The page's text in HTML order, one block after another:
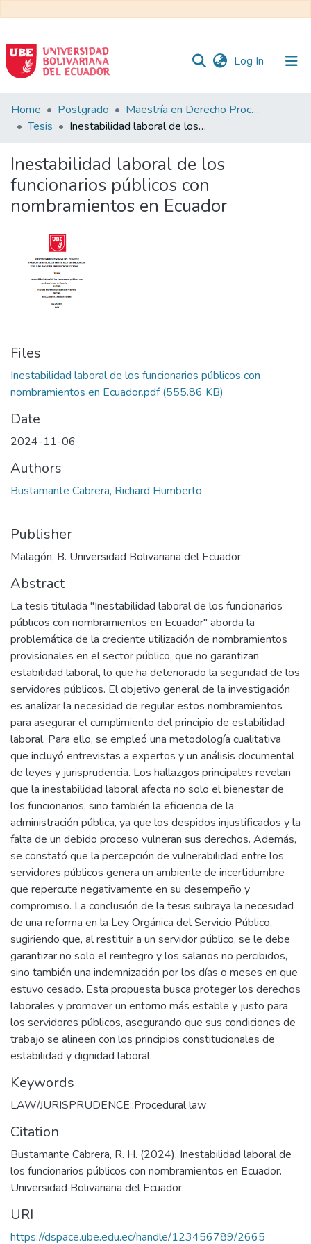
Log In (current)
Communities
&
All of DSpace
Statistics
Home Postgrado
Maestría en Derecho Procesal
Tesis
Inestabilidad laboral de los funcionarios públicos con nombramientos en Ecuador
Inestabilidad laboral de los
funcionarios públicos con
nombramientos en Ecuador
Files
Inestabilidad laboral de los funcionarios públicos con
nombramientos en Ecuador.pdf(555.86 KB)
Date
2024-11-06
Authors
Bustamante Cabrera, Richard Humberto
Publisher
Malagón, B. Universidad Bolivariana del Ecuador
Abstract
La tesis titulada "Inestabilidad laboral de los funcionarios
públicos con nombramientos en Ecuador" aborda la
problemática de la creciente utilización de nombramientos
provisionales en el sector público, que no garantizan
estabilidad laboral, lo que ha deteriorado la seguridad de los
servidores públicos. El objetivo general de la investigación
es analizar la necesidad de regular estos nombramientos
para asegurar el cumplimiento del principio de estabilidad
laboral. Para ello, se empleó una metodología cualitativa
que incluyó entrevistas a expertos y un análisis documental
de leyes y jurisprudencia. Los hallazgos principales revelan
que la inestabilidad laboral afecta no solo el bienestar de
los funcionarios, sino también la eficiencia de la
administración pública, ya que los despidos injustificados y la
falta de un debido proceso vulneran sus derechos. Además,
se constató que la percepción de vulnerabilidad entre los
servidores públicos genera un ambiente de incertidumbre
que repercute negativamente en su desempeño y
compromiso. La conclusión de la tesis subraya la necesidad
de una reforma en la Ley Orgánica del Servicio Público,
sugiriendo que, al restituir a un servidor público, se le debe
garantizar no solo el reintegro y los salarios no percibidos,
sino también una indemnización por los días o meses en que
estuvo cesado. Esta propuesta busca proteger los derechos
laborales y promover un entorno más estable y justo para
los servidores públicos, asegurando que sus condiciones de
trabajo se alineen con los principios constitucionales de
estabilidad y dignidad laboral.
Keywords
LAW/JURISPRUDENCE::Procedural law
Citation
Bustamante Cabrera, R. H. (2024). Inestabilidad laboral de
los funcionarios públicos con nombramientos en Ecuador.
Universidad Bolivariana del Ecuador.
URI
https://dspace.ube.edu.ec/handle/123456789/2665